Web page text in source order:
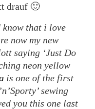
drauf 🙂
know that i love
now my new
saying ‘Just Do
neon yellow
is one of the first
sewing
you this one last